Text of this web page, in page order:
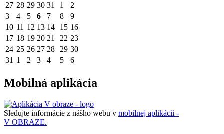
27 28 29 30 31 1
2
3
4 5 6 7 8
9
10 11 12 13 14 15 16
17 18 19 20 21 22 23
24 25 26 27 28 29 30
31 1 2 3 4 5 6
Mobilná aplikácia
Sledujte informácie z nášho webu v mobilnej aplikácii -
V OBRAZE.